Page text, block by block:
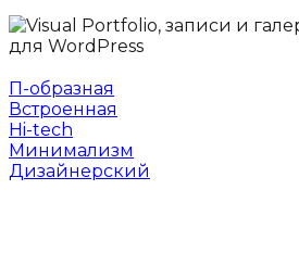
П-образная
Встроенная
Hi-tech
Минимализм
Дизайнерский